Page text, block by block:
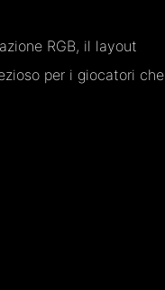
RGB, il layout
per i giocatori che